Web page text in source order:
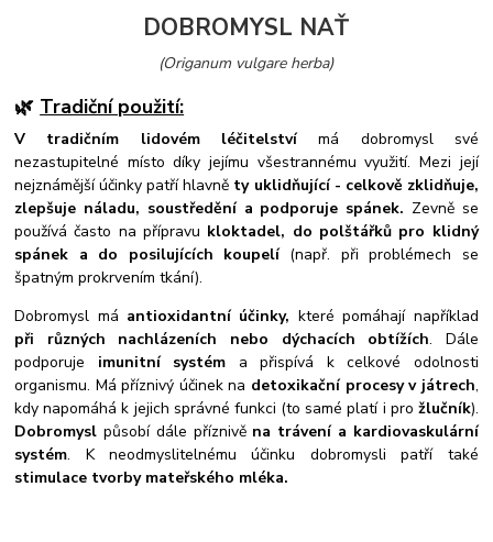
DOBROMYSL NAŤ
(Origanum vulgare herba)
🌿 Tradiční použití:
V tradičním lidovém léčitelstvímá dobromysl své
nezastupitelné místo díky jejímu všestrannému využití. Mezi její
nejznámější účinky patří hlavně ty uklidňující - celkově zklidňuje,
zlepšuje náladu, soustředění a podporuje spánek. Zevně se
používá často na přípravu kloktadel, do polštářků pro klidný
spánek a do posilujících koupelí (např. při problémech se
špatným prokrvením tkání).
Dobromysl má antioxidantní účinky, které pomáhají například
při různých nachlázeních nebo dýchacích obtížích. Dále
podporuje imunitní systém a přispívá k celkové odolnosti
organismu. Má příznivý účinek na detoxikační procesy v játrech,
kdy napomáhá k jejich správné funkci (to samé platí i pro žlučník).
Dobromysl působí dále příznivě na trávení a kardiovaskulární
systém. K neodmyslitelnému účinku dobromysli patří také
stimulace tvorby mateřského mléka.